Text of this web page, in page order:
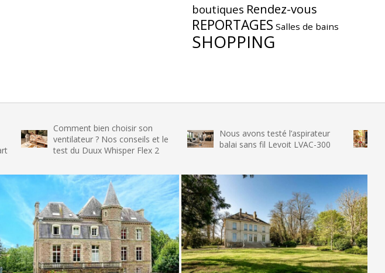
boutiques Rendez-vous
REPORTAGES Salles de bains
SHOPPING
Comment bien choisir son
ventilateur ? Nos conseils et le
test du Duux Whisper Flex 2
Nous avons testé l’aspirateur
balai sans fil Levoit LVAC-300
Nous avons
glace